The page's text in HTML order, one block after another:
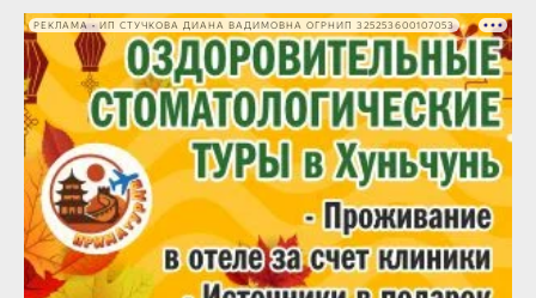
РЕКЛАМА • ИП СТУЧКОВА ДИАНА ВАДИМОВНА ОГРНИП 325253600107053